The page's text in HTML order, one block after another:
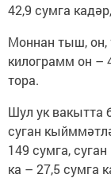
42,9 сумга
Моннан тыш, он,
килограмм он –
тора.
Шул ук вакытта
суган
149 сумга,
ка – 27,5 сумга